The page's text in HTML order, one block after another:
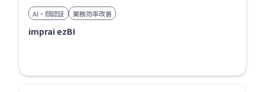
AI・顔認証 業務効率改善
imprai ezBI